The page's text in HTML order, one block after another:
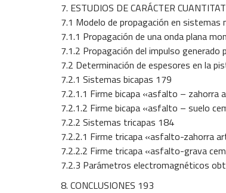
7. ESTUDIOS DE CARÁCTER
7.1 Modelo de propagación en sistemas
7.1.1 Propagación de una onda plana
7.1.2 Propagación del impulso generado
7.2 Determinación de espesores en la
7.2.1 Sistemas bicapas 179
7.2.1.1 Firme bicapa «asfalto – zahorra
7.2.1.2 Firme bicapa «asfalto – suelo
7.2.2 Sistemas tricapas 184
7.2.2.1 Firme tricapa «asfalto-zahorra
7.2.2.2 Firme tricapa «asfalto-grava
7.2.3 Parámetros electromagnéticos
8. CONCLUSIONES 193